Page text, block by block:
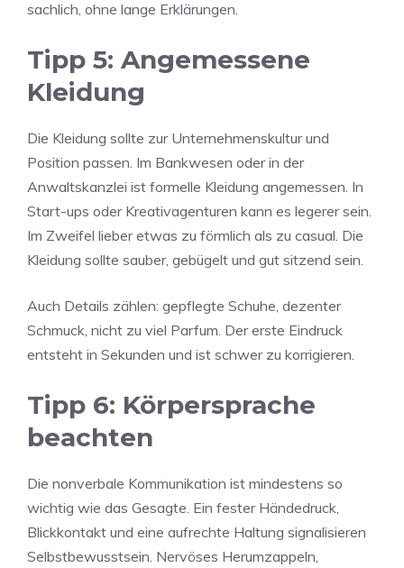
sachlich, ohne lange Erklärungen.
Tipp 5: Angemessene
Kleidung
Die Kleidung sollte zur Unternehmenskultur und
Position passen. Im Bankwesen oder in der
Anwaltskanzlei ist formelle Kleidung angemessen. In
Start-ups oder Kreativagenturen kann es legerer sein.
Im Zweifel lieber etwas zu förmlich als zu casual. Die
Kleidung sollte sauber, gebügelt und gut sitzend sein.
Auch Details zählen: gepflegte Schuhe, dezenter
Schmuck, nicht zu viel Parfum. Der erste Eindruck
entsteht in Sekunden und ist schwer zu korrigieren.
Tipp 6: Körpersprache
beachten
Die nonverbale Kommunikation ist mindestens so
wichtig wie das Gesagte. Ein fester Händedruck,
Blickkontakt und eine aufrechte Haltung signalisieren
Selbstbewusstsein. Nervöses Herumzappeln,